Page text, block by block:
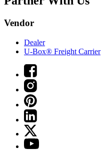
Vendor
Dealer
U-Box® Freight Carrier